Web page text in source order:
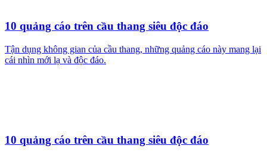
10 quảng cáo trên cầu thang siêu độc đáo
Tận dụng không gian của cầu thang, những quảng cáo này mang lại
cái nhìn mới lạ và độc đáo.
10 quảng cáo trên cầu thang siêu độc đáo